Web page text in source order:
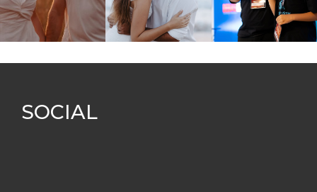
SOCIAL